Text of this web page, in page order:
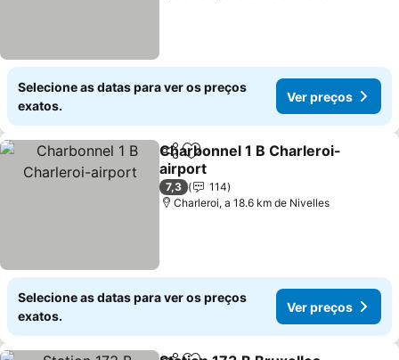
Selecione as datas para ver os preços
exatos.
Ver preços
PartilharAdicionar aos favoritos
Charbonnel 1 B Charleroi-
airport
Ver preços
7,3
114
Charleroi, a 18.6 km de Nivelles
Selecione as datas para ver os preços
exatos.
Ver preços